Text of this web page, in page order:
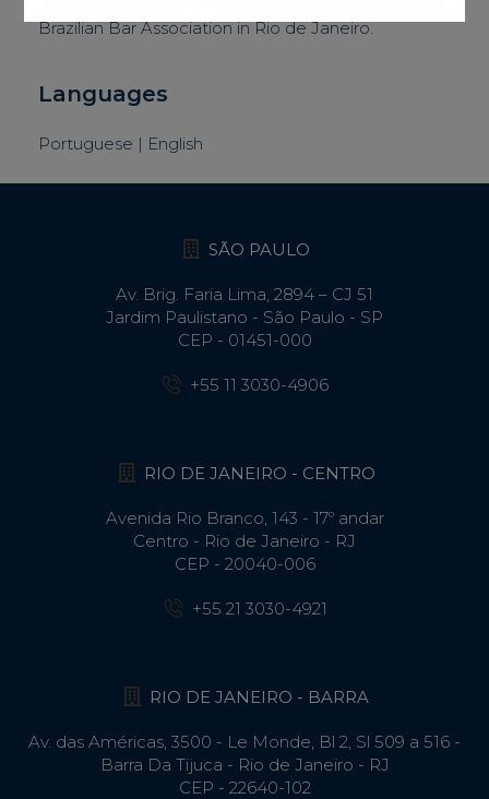
Brazilian Bar Association in Rio de Janeiro.
Languages
Portuguese | English
SÃO PAULO
Av. Brig. Faria Lima, 2894 – CJ 51
Jardim Paulistano - São Paulo - SP
CEP - 01451-000
+55 11 3030-4906
RIO DE JANEIRO - CENTRO
Avenida Rio Branco, 143 - 17º andar
Centro - Rio de Janeiro - RJ
CEP - 20040-006
+55 21 3030-4921
RIO DE JANEIRO - BARRA
Av. das Américas, 3500 - Le Monde, Bl 2, Sl 509 a 516 -
Barra Da Tijuca - Rio de Janeiro - RJ
CEP - 22640-102​